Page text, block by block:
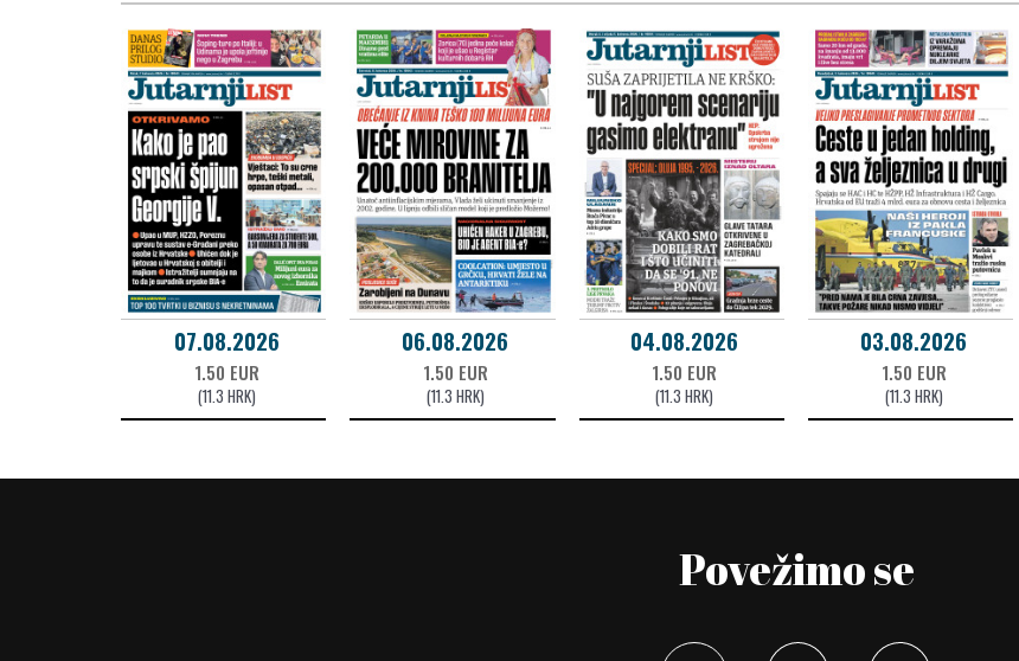
07.08.2026
1.50 EUR
(11.3 HRK)
06.08.2026
1.50 EUR
(11.3 HRK)
04.08.2026
1.50 EUR
(11.3 HRK)
03.08.2026
1.50 EUR
(11.3 HRK)
Povežimo se